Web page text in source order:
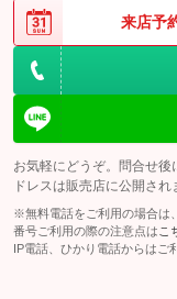
来店予
お気軽にどうぞ。問合せ
ドレスは販売店に公開され
※無料電話をご利用の場合は
番号ご利用の際の注意点は こ
IP電話、ひかり電話からはご